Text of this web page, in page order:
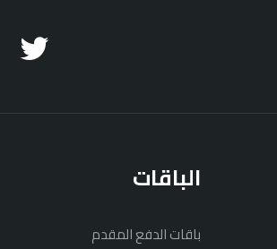
الباقات
باقات الدفع المقدم